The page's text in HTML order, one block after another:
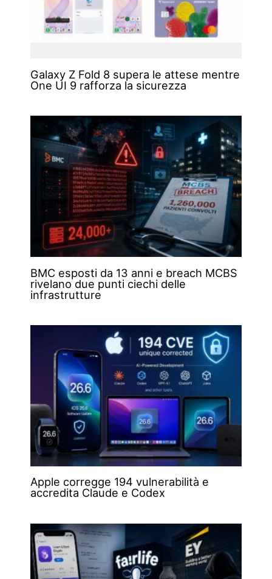
Galaxy Z Fold 8 supera le attese mentre
One UI 9 rafforza la sicurezza
BMC esposti da 13 anni e breach MCBS
rivelano due punti ciechi delle
infrastrutture
Apple corregge 194 vulnerabilità e
accredita Claude e Codex